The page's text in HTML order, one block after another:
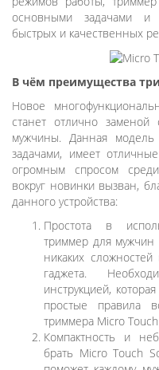
основными задачами и
быстрых и качественных
В чём преимущества
Новое
станет отлично заменой
мужчины. Данная модель
задачами, имеет
огромным спросом
вокруг новинки вызван,
данного устройства:
Простота в
триммер для мужчин
никаких
гаджета.
инструкцией,
простые правила
триммера Micro
Компактность и
брать Micro Touch